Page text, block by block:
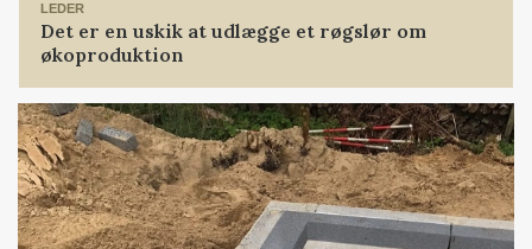
LEDER
Det er en uskik at udlægge et røgslør om
økoproduktion